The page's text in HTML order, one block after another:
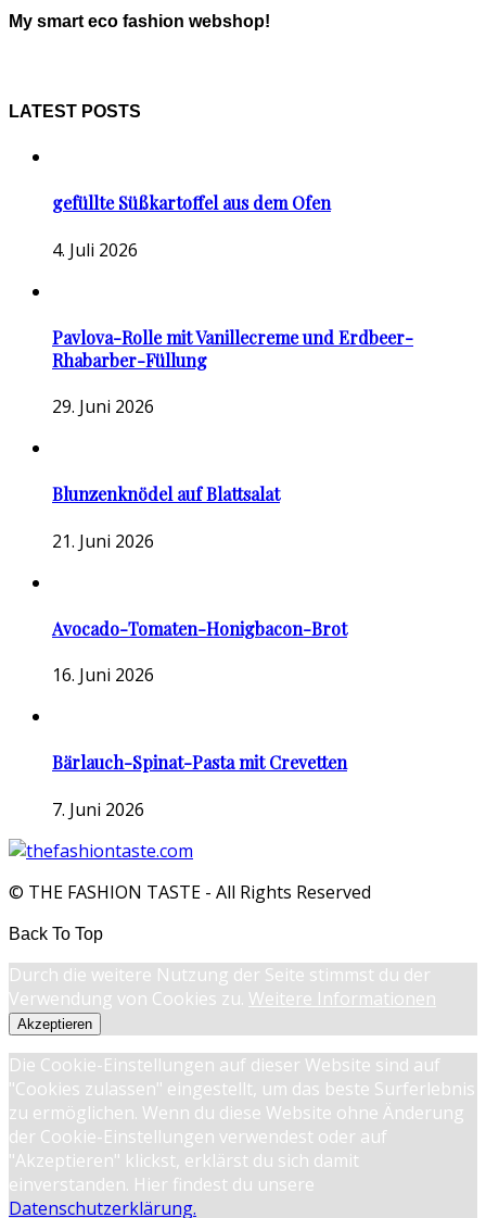
My smart eco fashion webshop!
LATEST POSTS
gefüllte Süßkartoffel aus dem Ofen
4. Juli 2026
Pavlova-Rolle mit Vanillecreme und Erdbeer-
Rhabarber-Füllung
29. Juni 2026
Blunzenknödel auf Blattsalat
21. Juni 2026
Avocado-Tomaten-Honigbacon-Brot
16. Juni 2026
Bärlauch-Spinat-Pasta mit Crevetten
7. Juni 2026
© THE FASHION TASTE - All Rights Reserved
Back To Top
Durch die weitere Nutzung der Seite stimmst du der
Verwendung von Cookies zu. Weitere Informationen
Akzeptieren
Die Cookie-Einstellungen auf dieser Website sind auf
"Cookies zulassen" eingestellt, um das beste Surferlebnis
zu ermöglichen. Wenn du diese Website ohne Änderung
der Cookie-Einstellungen verwendest oder auf
"Akzeptieren" klickst, erklärst du sich damit
einverstanden. Hier findest du unsere
Datenschutzerklärung.